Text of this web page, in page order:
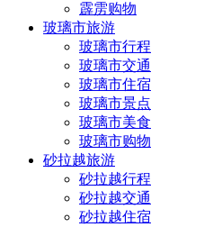
霹雳购物
玻璃市旅游
玻璃市行程
玻璃市交通
玻璃市住宿
玻璃市景点
玻璃市美食
玻璃市购物
砂拉越旅游
砂拉越行程
砂拉越交通
砂拉越住宿